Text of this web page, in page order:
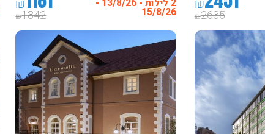
₪
₪2635
2 לילות - 13/8/26 -
15/8/26
₪
₪1342